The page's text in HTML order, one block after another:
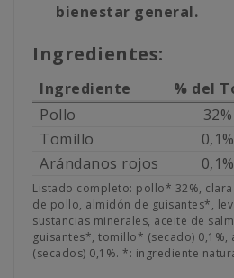
bienestar general.
Ingredientes:
Ingrediente
% del
Pollo
32%
Tomillo
0,1%
Arándanos rojos
0,1%
Listado completo: pollo* 32%,
de pollo, almidón de guisantes*,
sustancias minerales, aceite de
guisantes*, tomillo* (secado)
(secados) 0,1%. *: ingrediente